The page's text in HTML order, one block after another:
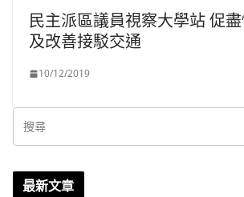
民主派區議員視察大學站 促
及改善接駁交通
10/12/2019
最新文章